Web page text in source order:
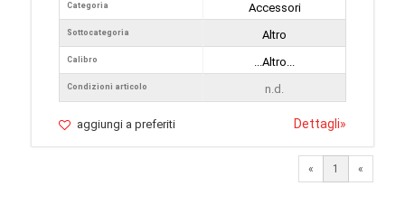
Categoria
Sottocategoria
Calibro
Condizioni articolo
Accessori
Altro
...Altro...
n.d.
aggiungi a preferiti Dettagli»
« 1 «